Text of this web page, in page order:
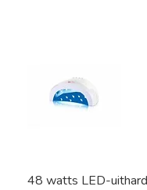
48 watts LED-